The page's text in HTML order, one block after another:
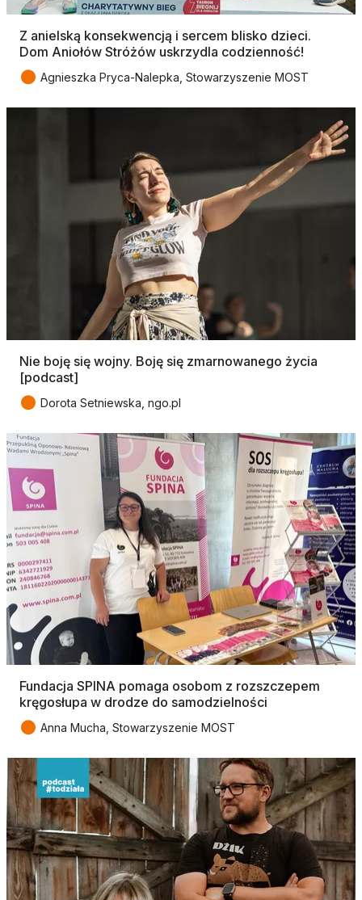
Z anielską konsekwencją i sercem blisko dzieci.
Dom Aniołów Stróżów uskrzydla codzienność!
● Agnieszka Pryca-Nalepka, Stowarzyszenie MOST
Nie boję się wojny. Boję się zmarnowanego życia
[podcast]
● Dorota Setniewska, ngo.pl
Fundacja SPINA pomaga osobom z rozszczepem
kręgosłupa w drodze do samodzielności
● Anna Mucha, Stowarzyszenie MOST